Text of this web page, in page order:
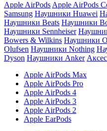
Apple AirPods Apple AirPods
Samsung Наушники Huawei
Наушники Beats Наушники
Наушники Sennheiser
Bowers & Wilkins Наушники
Olufsen Наушники Nothing
Dyson Наушники Anker
Apple AirPods Max
Apple AirPods Pro
Apple AirPods 4
Apple AirPods 3
Apple AirPods 2
Apple EarPods